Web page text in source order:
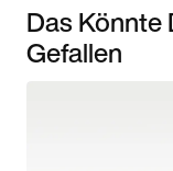
Das Könnte
Gefallen